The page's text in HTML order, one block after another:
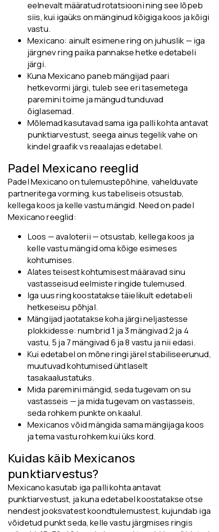
eelnevalt määratud rotatsiooni ning see lõpeb
siis, kui igaüks on mänginud kõigiga koos ja kõigi
vastu.
Mexicano: ainult esimene ring on juhuslik — iga
järgnev ring paika pannakse hetke edetabeli
järgi.
Kuna Mexicano paneb mängijad paari
hetkevormi järgi, tuleb see eri tasemetega
paremini toime ja mängud tunduvad
õiglasemad.
Mõlemad kasutavad sama iga palli kohta antavat
punktiarvestust, seega ainus tegelik vahe on
kindel graafik vs reaalajas edetabel.
Padel Mexicano reeglid
Padel Mexicano on tulemustepõhine, vahelduvate
partneritega vorming, kus tabeliseis otsustab,
kellega koos ja kelle vastu mängid. Need on padel
Mexicano reeglid:
Loos — avaloterii — otsustab, kellega koos ja
kelle vastu mängid oma kõige esimeses
kohtumises.
Alates teisest kohtumisest määravad sinu
vastasseisud eelmiste ringide tulemused.
Iga uus ring koostatakse täielikult edetabeli
hetkeseisu põhjal.
Mängijad jaotatakse koha järgi neljastesse
plokkidesse: numbrid 1 ja 3 mängivad 2 ja 4
vastu, 5 ja 7 mängivad 6 ja 8 vastu ja nii edasi.
Kui edetabel on mõne ringi järel stabiliseerunud,
muutuvad kohtumised ühtlaselt
tasakaalustatuks.
Mida paremini mängid, seda tugevam on su
vastasseis — ja mida tugevam on vastasseis,
seda rohkem punkte on kaalul.
Mexicanos võid mängida sama mängijaga koos
ja tema vastu rohkem kui üks kord.
Kuidas käib Mexicanos
punktiarvestus?
Mexicano kasutab iga palli kohta antavat
punktiarvestust, ja kuna edetabel koostatakse otse
nendest jooksvatest koondtulemustest, kujundab iga
võidetud punkt seda, kelle vastu järgmises ringis